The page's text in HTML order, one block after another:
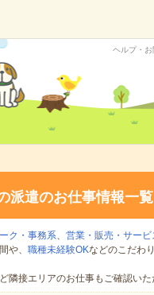
ヘルプ・
派遣のお仕事情報一覧
ク・事務系、 営業・販売・サービ
や、 職種未経験OKなどのこだわ
隣接エリアのお仕事もご確認いた